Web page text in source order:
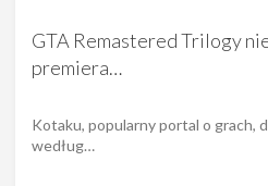
GTA Remastered Trilogy
premiera…
Kotaku, popularny portal o grach,
według…